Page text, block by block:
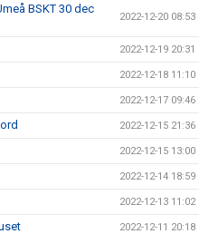
BSKT 30 dec
2022-12-20 08:53
2022-12-19 20:31
2022-12-18 11:10
2022-12-17 09:46
2022-12-15 21:36
2022-12-15 13:00
2022-12-14 18:59
2022-12-13 11:02
2022-12-11 20:18